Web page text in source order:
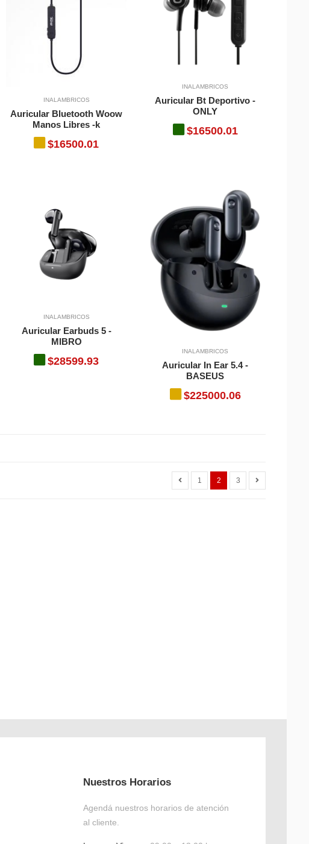
INALAMBRICOS
Auricular Bluetooth Woow
Manos Libres -k
$16500.01
INALAMBRICOS
Auricular Bt Deportivo -
ONLY
$16500.01
INALAMBRICOS
Auricular Earbuds 5 -
MIBRO
$28599.93
INALAMBRICOS
Auricular In Ear 5.4 -
BASEUS
$225000.06
1 2 3
Nuestros Horarios
Agendá nuestros horarios de atención
al cliente.